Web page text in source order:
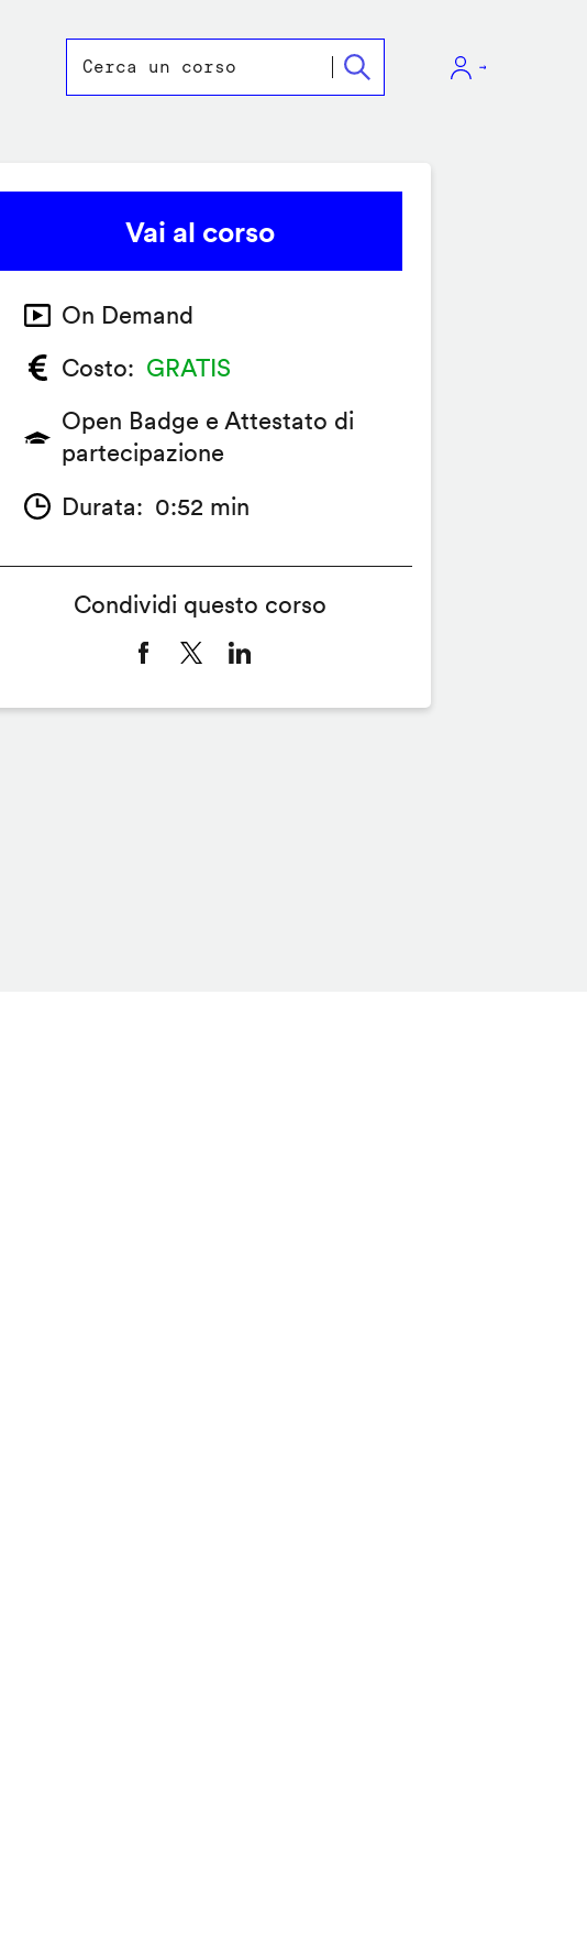
Vai al corso
On Demand
Costo
GRATIS
Open Badge e Attestato di
partecipazione
Durata
0:52 min
Condividi questo corso